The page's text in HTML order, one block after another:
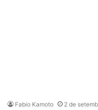
Fabio Kamoto 2 de